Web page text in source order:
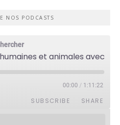
NOS PODCASTS
00:00 / 1:11:22
SUBSCRIBE SHARE